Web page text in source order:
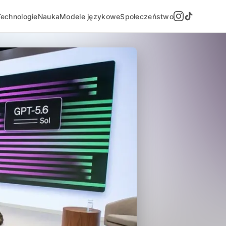
NaukaModele językoweSpołeczeństwo